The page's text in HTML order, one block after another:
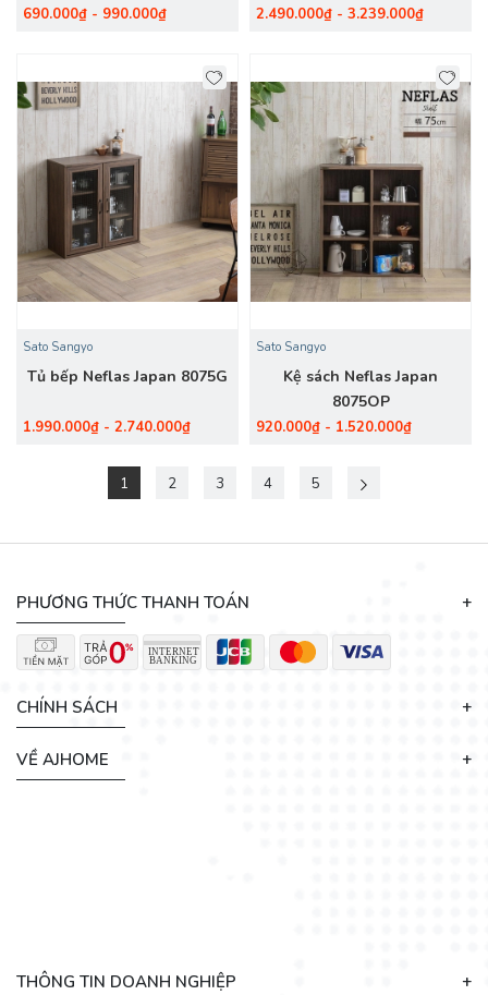
690.000₫ - 990.000₫ 2.490.000₫ - 3.239.000₫
Sato Sangyo
Tủ bếp Neflas Japan 8075G
1.990.000₫ - 2.740.000₫
Sato Sangyo
Kệ sách Neflas Japan
8075OP
920.000₫ - 1.520.000₫
1 2 3 4 5
PHƯƠNG THỨC THANH TOÁN
CHÍNH SÁCH
VỀ AJHOME
THÔNG TIN DOANH NGHIỆP